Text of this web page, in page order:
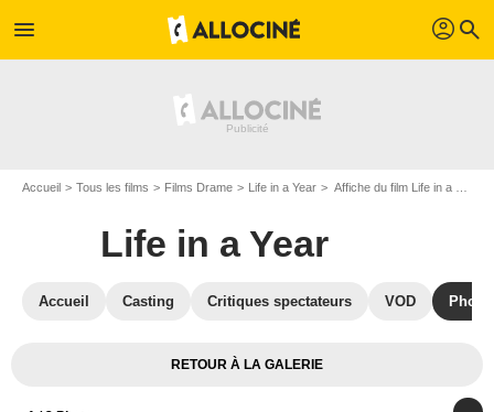
menu profil search
Accueil Tous les films Films Drame Life in a Year Affiche du film Life in a Year - Photo 1
Life in a Year
Accueil Casting Critiques spectateurs VOD
RETOUR À LA GALERIE